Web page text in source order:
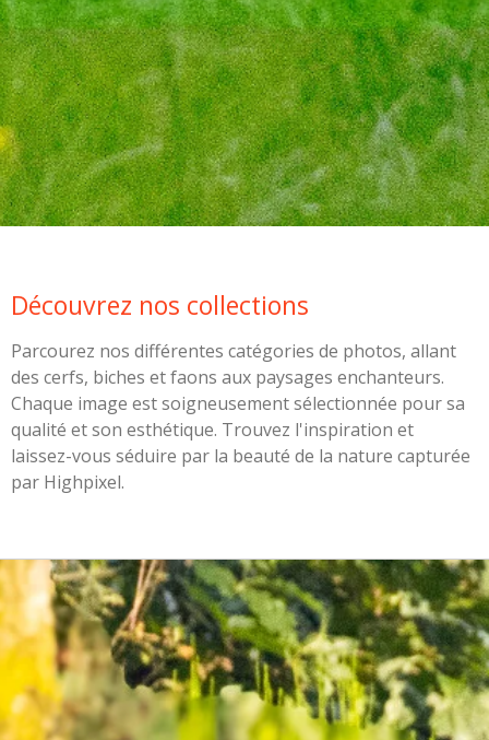
Découvrez nos collections
Parcourez nos différentes catégories de photos, allant
des cerfs, biches et faons aux paysages enchanteurs.
Chaque image est soigneusement sélectionnée pour sa
qualité et son esthétique. Trouvez l'inspiration et
laissez-vous séduire par la beauté de la nature capturée
par Highpixel.